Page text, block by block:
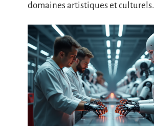
domaines artistiques et culturels.